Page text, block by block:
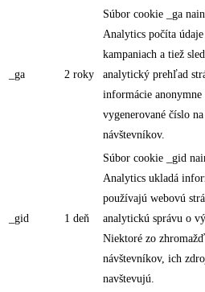
_ga 2 roky
Súbor cookie _ga
Analytics počíta
kampaniach a tiež
analytický prehľad
informácie
vygenerované číslo
návštevníkov.
_gid 1 deň
Súbor cookie _gid
Analytics ukladá
používajú webovú
analytickú správu o
Niektoré zo
návštevníkov, ich
navštevujú.